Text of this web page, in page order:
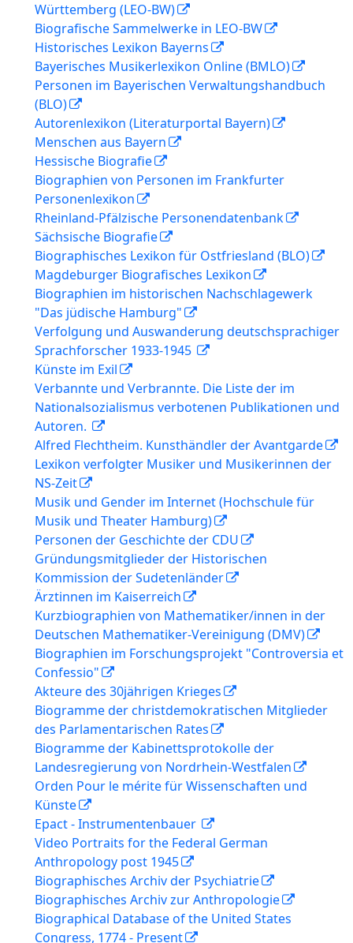
Württemberg (LEO-BW)
Biografische Sammelwerke in LEO-BW
Historisches Lexikon Bayerns
Bayerisches Musikerlexikon Online (BMLO)
Personen im Bayerischen Verwaltungshandbuch
(BLO)
Autorenlexikon (Literaturportal Bayern)
Menschen aus Bayern
Hessische Biografie
Biographien von Personen im Frankfurter
Personenlexikon
Rheinland-Pfälzische Personendatenbank
Sächsische Biografie
Biographisches Lexikon für Ostfriesland (BLO)
Magdeburger Biografisches Lexikon
Biographien im historischen Nachschlagewerk
"Das jüdische Hamburg"
Verfolgung und Auswanderung deutschsprachiger
Sprachforscher 1933-1945
Künste im Exil
Verbannte und Verbrannte. Die Liste der im
Nationalsozialismus verbotenen Publikationen und
Autoren.
Alfred Flechtheim. Kunsthändler der Avantgarde
Lexikon verfolgter Musiker und Musikerinnen der
NS-Zeit
Musik und Gender im Internet (Hochschule für
Musik und Theater Hamburg)
Personen der Geschichte der CDU
Gründungsmitglieder der Historischen
Kommission der Sudetenländer
Ärztinnen im Kaiserreich
Kurzbiographien von Mathematiker/innen in der
Deutschen Mathematiker-Vereinigung (DMV)
Biographien im Forschungsprojekt "Controversia et
Confessio"
Akteure des 30jährigen Krieges
Biogramme der christdemokratischen Mitglieder
des Parlamentarischen Rates
Biogramme der Kabinettsprotokolle der
Landesregierung von Nordrhein-Westfalen
Orden Pour le mérite für Wissenschaften und
Künste
Epact - Instrumentenbauer
Video Portraits for the Federal German
Anthropology post 1945
Biographisches Archiv der Psychiatrie
Biographisches Archiv zur Anthropologie
Biographical Database of the United States
Congress, 1774 - Present